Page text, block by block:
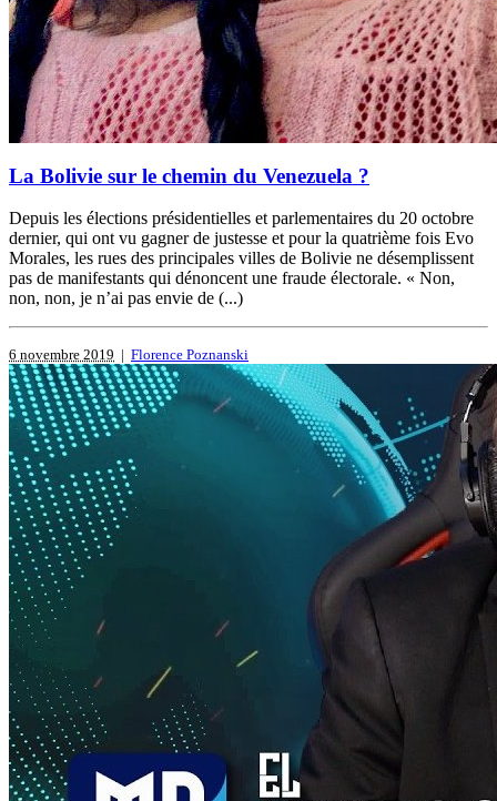
La Bolivie sur le chemin du Venezuela ?
Depuis les élections présidentielles et parlementaires du 20 octobre
dernier, qui ont vu gagner de justesse et pour la quatrième fois Evo
Morales, les rues des principales villes de Bolivie ne désemplissent
pas de manifestants qui dénoncent une fraude électorale. « Non,
non, non, je n’ai pas envie de (...)
6 novembre 2019 | Florence Poznanski